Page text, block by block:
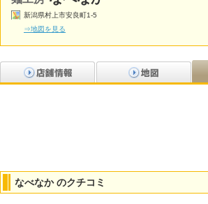
新潟県村上市安良町1-5
⇒地図を見る
なべなか のクチコミ